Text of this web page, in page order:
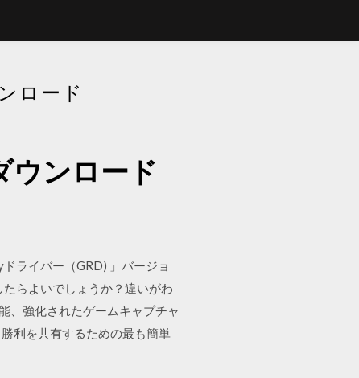
ロード
ウンロード
ライバー（GRD) 」バージョ
らよいでしょうか？違いがわ
、強化されたゲームキャプチャ
利を共有するための最も簡単